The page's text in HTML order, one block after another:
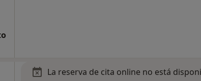
La reserva de cita online no está